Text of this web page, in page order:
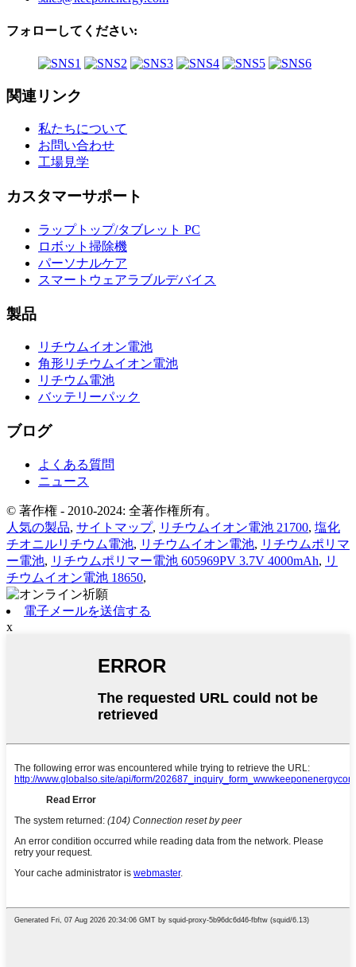
フォローしてください:
関連リンク
私たちについて
お問い合わせ
工場見学
カスタマーサポート
ラップトップ/タブレット PC
ロボット掃除機
パーソナルケア
スマートウェアラブルデバイス
製品
リチウムイオン電池
角形リチウムイオン電池
リチウム電池
バッテリーパック
ブログ
よくある質問
ニュース
© 著作権 - 2010-2024: 全著作権所有。
人気の製品, サイトマップ, リチウムイオン電池 21700, 塩化
チオニルリチウム電池, リチウムイオン電池, リチウムポリマ
ー電池, リチウムポリマー電池 605969PV 3.7V 4000mAh, リ
チウムイオン電池 18650,
電子メールを送信する
x